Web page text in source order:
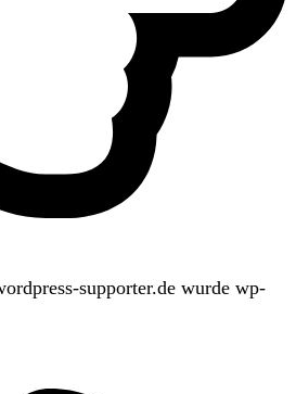
supporter.de wurde wp-